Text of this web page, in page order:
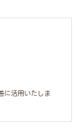
に活用いたしま